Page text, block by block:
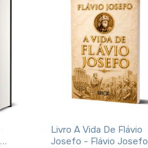
Livro A Vida De Flávio
Josefo - Flávio Josefo